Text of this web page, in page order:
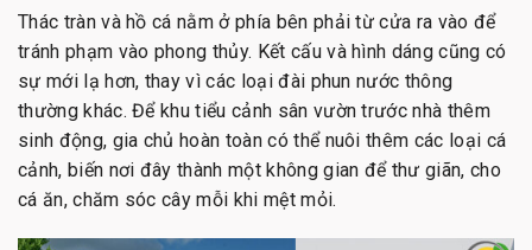
Thác tràn và hồ cá nằm ở phía bên phải từ cửa ra vào để
tránh phạm vào phong thủy. Kết cấu và hình dáng cũng có
sự mới lạ hơn, thay vì các loại đài phun nước thông
thường khác. Để khu tiểu cảnh sân vườn trước nhà thêm
sinh động, gia chủ hoàn toàn có thể nuôi thêm các loại cá
cảnh, biến nơi đây thành một không gian để thư giãn, cho
cá ăn, chăm sóc cây mỗi khi mệt mỏi.